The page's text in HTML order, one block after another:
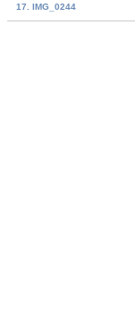
17. IMG_0244